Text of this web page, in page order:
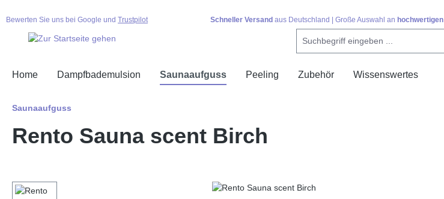
Bewerten Sie uns bei Google und Trustpilot Schneller Versand aus Deutschland | Große Auswahl an hochwertigen
Home Dampfbademulsion Saunaaufguss Peeling Zubehör Wissenswertes
Saunaaufguss
Rento Sauna scent Birch
Bildergalerie überspringen